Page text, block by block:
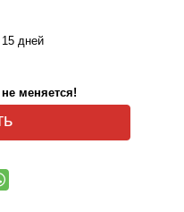
дней
меняется!